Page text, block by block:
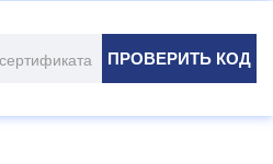
ПРОВЕРИТЬ КОД